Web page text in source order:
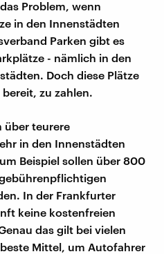
Problem, wenn
in den Innenstädten
Parken gibt es
- nämlich in den
Doch diese Plätze
zu zahlen.
über teurere
in den Innenstädten
Beispiel sollen über 800
In der Frankfurter
keine kostenfreien
das gilt bei vielen
Mittel, um Autofahrer